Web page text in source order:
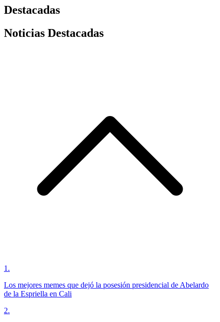
Destacadas
Noticias Destacadas
1 .
Los mejores memes que dejó la posesión presidencial de Abelardo
de la Espriella en Cali
2.